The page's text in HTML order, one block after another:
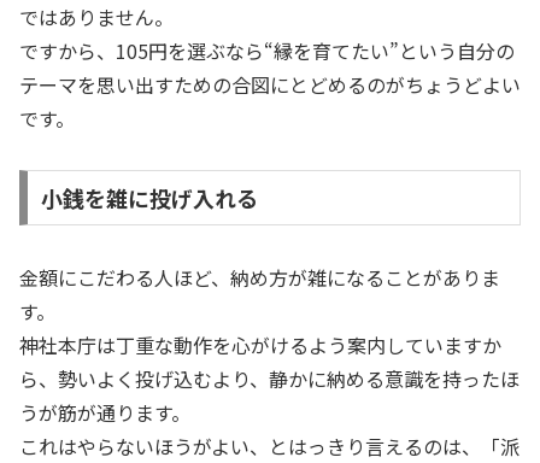
ではありません。
ですから、105円を選ぶなら“縁を育てたい”という自分の
テーマを思い出すための合図にとどめるのがちょうどよい
です。
小銭を雑に投げ入れる
金額にこだわる人ほど、納め方が雑になることがありま
す。
神社本庁は丁重な動作を心がけるよう案内していますか
ら、勢いよく投げ込むより、静かに納める意識を持ったほ
うが筋が通ります。
これはやらないほうがよい、とはっきり言えるのは、「派